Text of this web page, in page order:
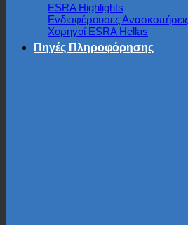
ESRA Highlights
Ενδιαφέρουσες
Χορηγοί ESRA Hellas
Πηγές Πληροφόρησης